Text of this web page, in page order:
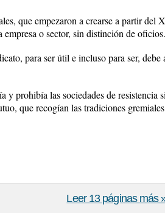
, que empezaron a crearse a partir del
empresa o sector, sin distinción de oficios.
para ser útil e incluso para ser,
y prohibía las sociedades de resistencia
que recogían las tradiciones
Leer 13 páginas más